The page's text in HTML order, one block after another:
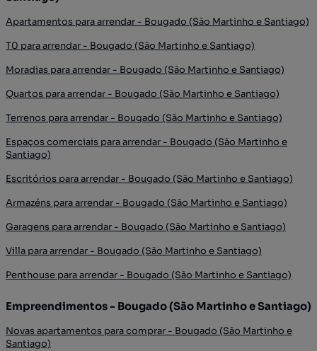
Apartamentos para arrendar - Bougado (São Martinho e Santiago)
T0 para arrendar - Bougado (São Martinho e Santiago)
Moradias para arrendar - Bougado (São Martinho e Santiago)
Quartos para arrendar - Bougado (São Martinho e Santiago)
Terrenos para arrendar - Bougado (São Martinho e Santiago)
Espaços comerciais para arrendar - Bougado (São Martinho e
Santiago)
Escritórios para arrendar - Bougado (São Martinho e Santiago)
Armazéns para arrendar - Bougado (São Martinho e Santiago)
Garagens para arrendar - Bougado (São Martinho e Santiago)
Villa para arrendar - Bougado (São Martinho e Santiago)
Penthouse para arrendar - Bougado (São Martinho e Santiago)
Empreendimentos - Bougado (São Martinho e Santiago)
Novas apartamentos para comprar - Bougado (São Martinho e
Santiago)